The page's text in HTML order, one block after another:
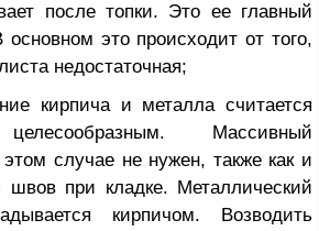
после топки. Это ее главный
основном это происходит от того,
недостаточная;
кирпича и металла считается
Массивный
случае не нужен, также как и
швов при кладке. Металлический
кирпичом. Возводить